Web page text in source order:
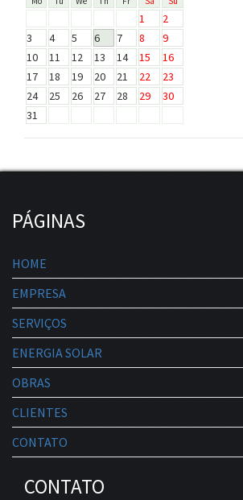
1
2
3
4 5 6 7 8
9
10
11 12 13 14 15
16
17
18 19 20 21 22
23
24
25 26 27 28 29
30
31
PÁGINAS
HOME
EMPRESA
SERVIÇOS
ENERGIA SOLAR
OBRAS
CLIENTES
CONTATO
CONTATO